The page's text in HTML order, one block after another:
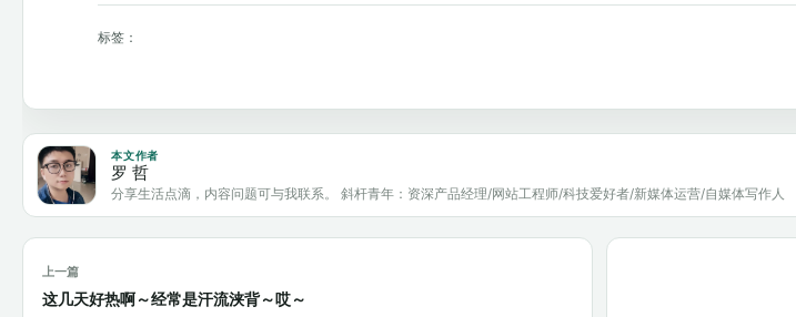
标签：
本文作者
罗 哲
分享生活点滴，内容问题可与我联系。 斜杆青年：资深产品经理/网站工程师/科技爱好者/新媒体运营/自媒体写作人
上一篇
这几天好热啊～经常是汗流浃背～哎～